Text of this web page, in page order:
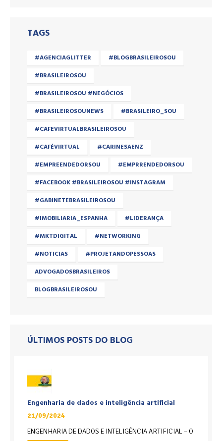
TAGS
#AGENCIAGLITTER
#BLOGBRASILEIROSOU
#BRASILEIROSOU
#BRASILEIROSOU #NEGÓCIOS
#BRASILEIROSOUNEWS
#BRASILEIRO_SOU
#CAFEVIRTUALBRASILEIROSOU
#CAFÉVIRTUAL
#CARINESAENZ
#EMPREENDEDORSOU
#EMPRRENDEDORSOU
#FACEBOOK #BRASILEIROSOU #INSTAGRAM
#GABINETEBRASILEIROSOU
#IMOBILIARIA_ESPANHA
#LIDERANÇA
#MKTDIGITAL
#NETWORKING
#NOTICIAS
#PROJETANDOPESSOAS
ADVOGADOSBRASILEIROS
BLOGBRASILEIROSOU
ÚLTIMOS POSTS DO BLOG
Engenharia de dados e inteligência artificial
21/09/2024
ENGENHARIA DE DADOS E INTELIGÊNCIA ARTIFICIAL – O